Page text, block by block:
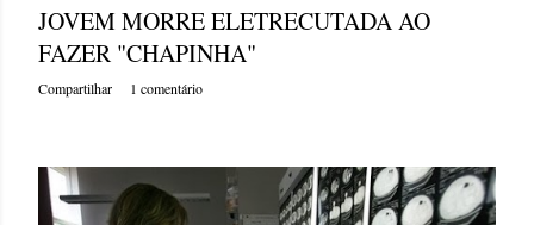
JOVEM MORRE ELETRECUTADA AO
FAZER "CHAPINHA"
Compartilhar 1 comentário